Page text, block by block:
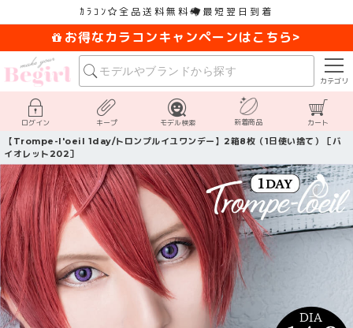
ｶﾗｺﾝ 全品送料無料 最短翌日到着
お得なカラコンキャンペーンはこちら>
カテゴリ
ログイン キープ モデル検索 新着商品 カート
【Trompe-l'oeil 1day/トロンプルイユワンデー】2箱8枚（1日使い捨て）［バ
イオレット202］